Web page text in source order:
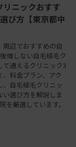
ニックおすす
び方【東京都中
辺でおすすめの自
悔しない自毛植毛ク
て通えるクリニック3
料金プラン、アク
自毛植毛クリニッ
選び方を解説しま
を厳選しています。